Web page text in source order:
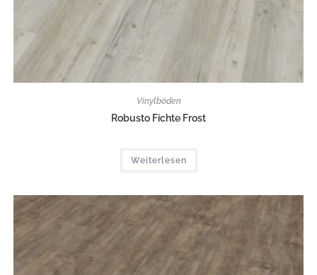
Vinylböden
Robusto Fichte Frost
Weiterlesen